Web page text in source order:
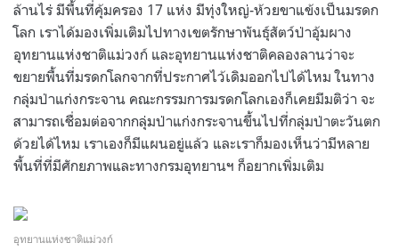
ล้านไร่ มีพื้นที่คุ้มครอง 17 แห่ง มีทุ่งใหญ่-ห้วยขาแข้งเป็นมรดก
โลก เราได้มองเพิ่มเติมไปทางเขตรักษาพันธุ์สัตว์ป่าอุ้มผาง
อุทยานแห่งชาติแม่วงก์ และอุทยานแห่งชาติคลองลานว่าจะ
ขยายพื้นที่มรดกโลกจากที่ประกาศไว้เดิมออกไปได้ไหม ในทาง
กลุ่มป่าแก่งกระจาน คณะกรรมการมรดกโลกเองก็เคยมีมติว่า จะ
สามารถเชื่อมต่อจากกลุ่มป่าแก่งกระจานขึ้นไปที่กลุ่มป่าตะวันตก
ด้วยได้ไหม เราเองก็มีแผนอยู่แล้ว และเราก็มองเห็นว่ามีหลาย
พื้นที่ที่มีศักยภาพและทางกรมอุทยานฯ ก็อยากเพิ่มเติม
อุทยานแห่งชาติแม่วงก์